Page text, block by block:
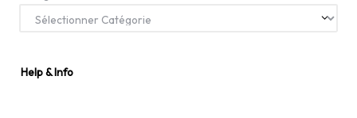
Help & Info